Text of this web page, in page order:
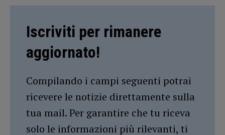
Iscriviti per rimanere
aggiornato!
Compilando i campi seguenti potrai
ricevere le notizie direttamente sulla
tua mail. Per garantire che tu riceva
solo le informazioni più rilevanti, ti